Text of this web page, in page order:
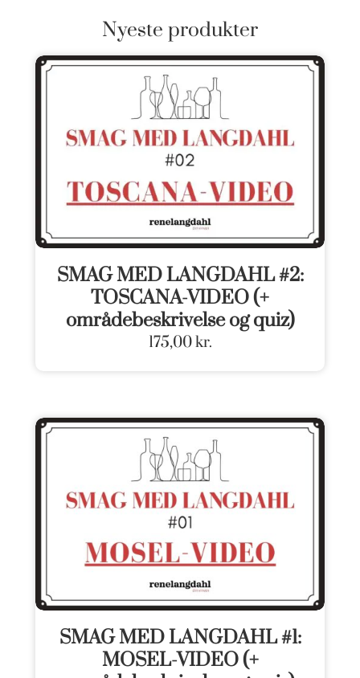
Nyeste produkter
SMAG MED LANGDAHL #2:
TOSCANA-VIDEO (+
områdebeskrivelse og quiz)
175,00kr.
SMAG MED LANGDAHL #1:
MOSEL-VIDEO (+